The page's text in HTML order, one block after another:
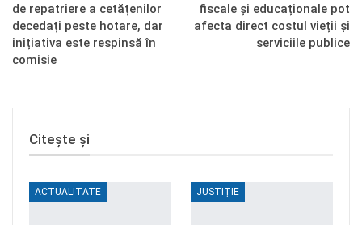
de repatriere a cetățenilor
decedați peste hotare, dar
inițiativa este respinsă în
comisie
fiscale și educaționale pot
afecta direct costul vieții și
serviciile publice
Citește și
ACTUALITATE JUSTIȚIE